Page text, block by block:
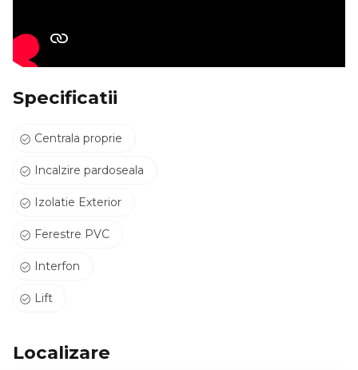
Specificatii
Centrala proprie
Incalzire pardoseala
Izolatie Exterior
Ferestre PVC
Interfon
Lift
Localizare